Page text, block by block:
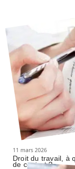
11 mars 2026
Droit du travail, à
de contrat ?